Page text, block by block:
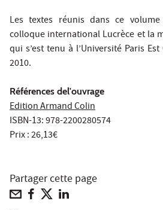
Les textes réunis dans ce
colloque international Lucrèce et la
qui s’est tenu à l’Université Paris
2010.
Références del'ouvrage
Edition Armand Colin
ISBN-13: 978-2200280574
Prix : 26,13€
Partager cette page